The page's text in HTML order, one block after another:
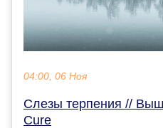
04:00, 06 Ноя
Слезы терпения //
Cure